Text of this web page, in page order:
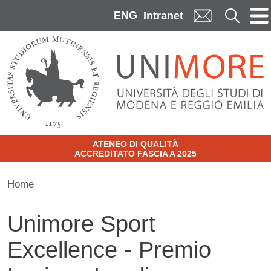
ENG Intranet Cerca
ATENEO DI QUALITÀ
ACCREDITATO FASCIA A 2025
Home
Unimore Sport
Excellence - Premio